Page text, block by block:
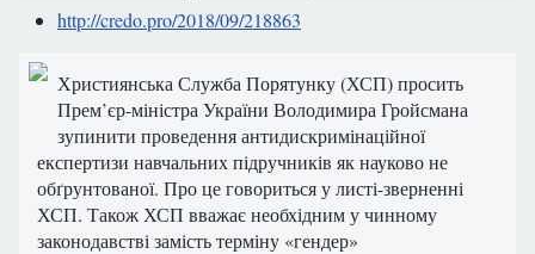
http://credo.pro/2018/09/218863
Християнська Служба Порятунку (ХСП) просить
Прем’єр-міністра України Володимира Гройсмана
зупинити проведення антидискримінаційної
експертизи навчальних підручників як науково не
обґрунтованої. Про це говориться у листі-зверненні
ХСП. Також ХСП вважає необхідним у чинному
законодавстві замість терміну «гендер»